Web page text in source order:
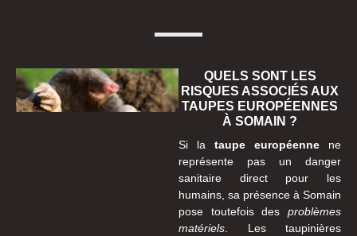
QUELS SONT LES
RISQUES ASSOCIÉS AUX
TAUPES EUROPÉENNES
À SOMAIN ?
Si la taupe européenne ne
représente pas un danger
sanitaire direct pour les
humains, sa présence à Somain
pose toutefois des problèmes
matériels. Les taupinières